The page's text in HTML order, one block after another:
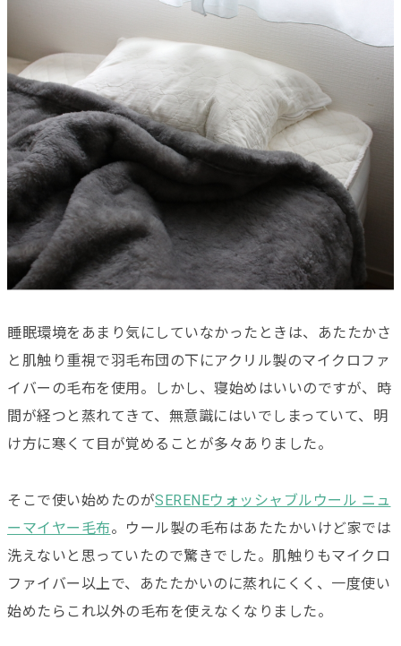
睡眠環境をあまり気にしていなかったときは、あたたかさ
と肌触り重視で羽毛布団の下にアクリル製のマイクロファ
イバーの毛布を使用。しかし、寝始めはいいのですが、時
間が経つと蒸れてきて、無意識にはいでしまっていて、明
け方に寒くて目が覚めることが多々ありました。
そこで使い始めたのがSERENEウォッシャブルウール ニュ
ーマイヤー毛布。ウール製の毛布はあたたかいけど家では
洗えないと思っていたので驚きでした。肌触りもマイクロ
ファイバー以上で、あたたかいのに蒸れにくく、一度使い
始めたらこれ以外の毛布を使えなくなりました。